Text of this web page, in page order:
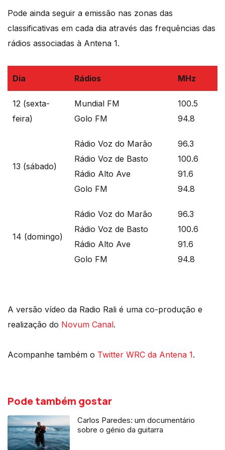
Pode ainda seguir a emissão nas zonas das
classificativas em cada dia através das frequências das
rádios associadas à Antena 1.
Dia Rádios MHz
12 (sexta-
feira)
Mundial FM
Golo FM
100.5
94.8
13 (sábado)
Rádio Voz do Marão
Rádio Voz de Basto
Rádio Alto Ave
Golo FM
96.3
100.6
91.6
94.8
14 (domingo)
Rádio Voz do Marão
Rádio Voz de Basto
Rádio Alto Ave
Golo FM
96.3
100.6
91.6
94.8
A versão vídeo da Radio Rali é uma co-produção e
realização do Novum Canal.
Acompanhe também o Twitter WRC da Antena 1.
Pode também gostar
Carlos Paredes: um documentário
sobre o génio da guitarra